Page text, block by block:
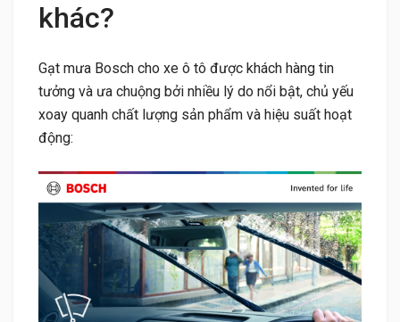
khác?
Gạt mưa Bosch cho xe ô tô được khách hàng tin
tưởng và ưa chuộng bởi nhiều lý do nổi bật, chủ yếu
xoay quanh chất lượng sản phẩm và hiệu suất hoạt
động: